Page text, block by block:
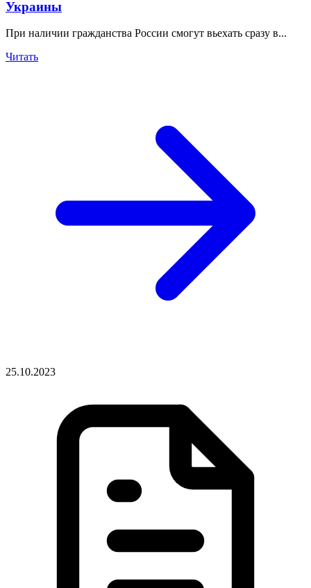
Украины
При наличии гражданства России смогут вьехать сразу в...
Читать
25.10.2023